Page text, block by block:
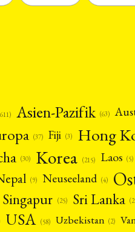
Asien-Pazifik (63)
(37) Fiji (3) Hong
(30) Korea (215) Laos (5)
(9) Neuseeland (4)
Singapur (25) Sri Lanka
USA (58) Uzbekistan (2)